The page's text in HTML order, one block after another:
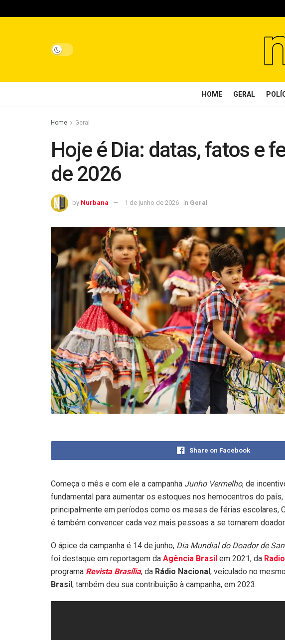
HOME GERAL
Home Geral
Hoje é Dia: datas, fatos e
de 2026
by Nurbana 1 de junho de 2026 in Geral
Share on Facebook
Começa o mês e com ele a campanha Junho Vermelho, de
fundamental para aumentar os estoques nos hemocentros do
principalmente em períodos como os meses de férias escolares,
é também convencer cada vez mais pessoas a se tornarem
O ápice da campanha é 14 de junho, Dia Mundial do Doador de
foi destaque em reportagem da Agência Brasil em 2021, da
programa Revista Brasília, da Rádio Nacional, veiculado no
Brasil, também deu sua contribuição à campanha, em 2023.